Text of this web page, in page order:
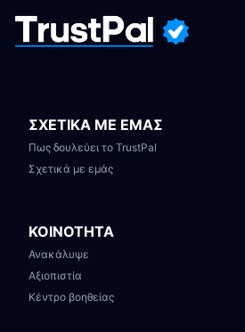
ΣΧΕΤΙΚΑ ΜΕ ΕΜΑΣ
Πως δουλεύει το TrustPal
Σχετικά με εμάς
ΚΟΙΝΟΤΗΤΑ
Ανακάλυψε
Αξιοπιστία
Κέντρο βοηθείας